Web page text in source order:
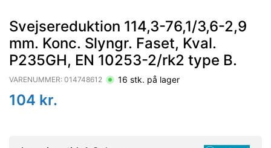
Svejsereduktion 114,3-76,1/3,6-2,9
mm. Konc. Slyngr. Faset, Kval.
P235GH, EN 10253-2/rk2 type B.
VARENUMMER: 014748612 16 stk. på lager
104 kr.